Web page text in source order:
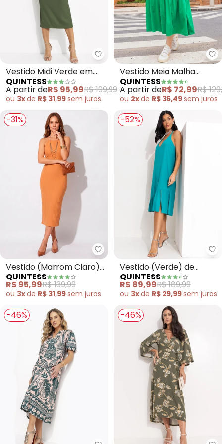
Quintess - Vestido Midi Verde
Vestido Midi Verde em
Crepe com Ombro
Estruturado e Drapeado
QUINTESS
A partir deR$ 95,99R$ 199,99
ou 3xde R$ 31,99sem juros
Vestido Meia Malha
(Verde) com Babados
QUINTESS
A partir deR$ 72,99R$
ou 2xde R$ 36,49sem juros
-31%
Quintess - Vestido (Marrom
Vestido (Marrom Claro)
em Canelado
QUINTESS
R$ 95,99R$ 139,99
ou 3xde R$ 31,99sem juros
-52%
Vestido (Verde) de
Alcinha
QUINTESS
R$ 89,99R$ 189,99
ou 3xde R$ 29,99sem juros
-46% -46%